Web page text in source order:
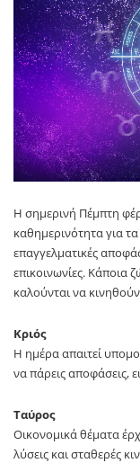
Η σημερινή Πέμπτη
καθημερινότητα για
επαγγελματικές
επικοινωνίες. Κάποια
καλούνται να
Κριός
Η ημέρα απαιτεί
να πάρεις αποφάσεις,
Ταύρος
Οικονομικά θέματα
λύσεις και σταθερές